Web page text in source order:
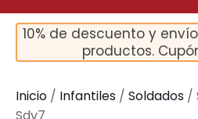
10% de descuento y
productos.
Inicio / Infantiles / Soldados /